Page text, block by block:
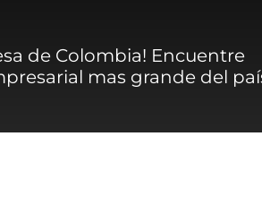
de Colombia! Encuentre
mas grande del